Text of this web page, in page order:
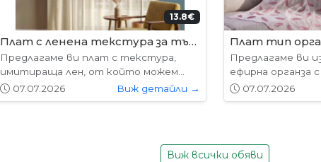
204.52€ (400лв.)
VP-01S Алабама
Вратите се предлагат в следните
размери: 87х204см. 77х204см...
01.05.2026
Виж детайли →
VP-01 Hepo
Вратите се
размери:
01.05.2026
Виж всички обяви